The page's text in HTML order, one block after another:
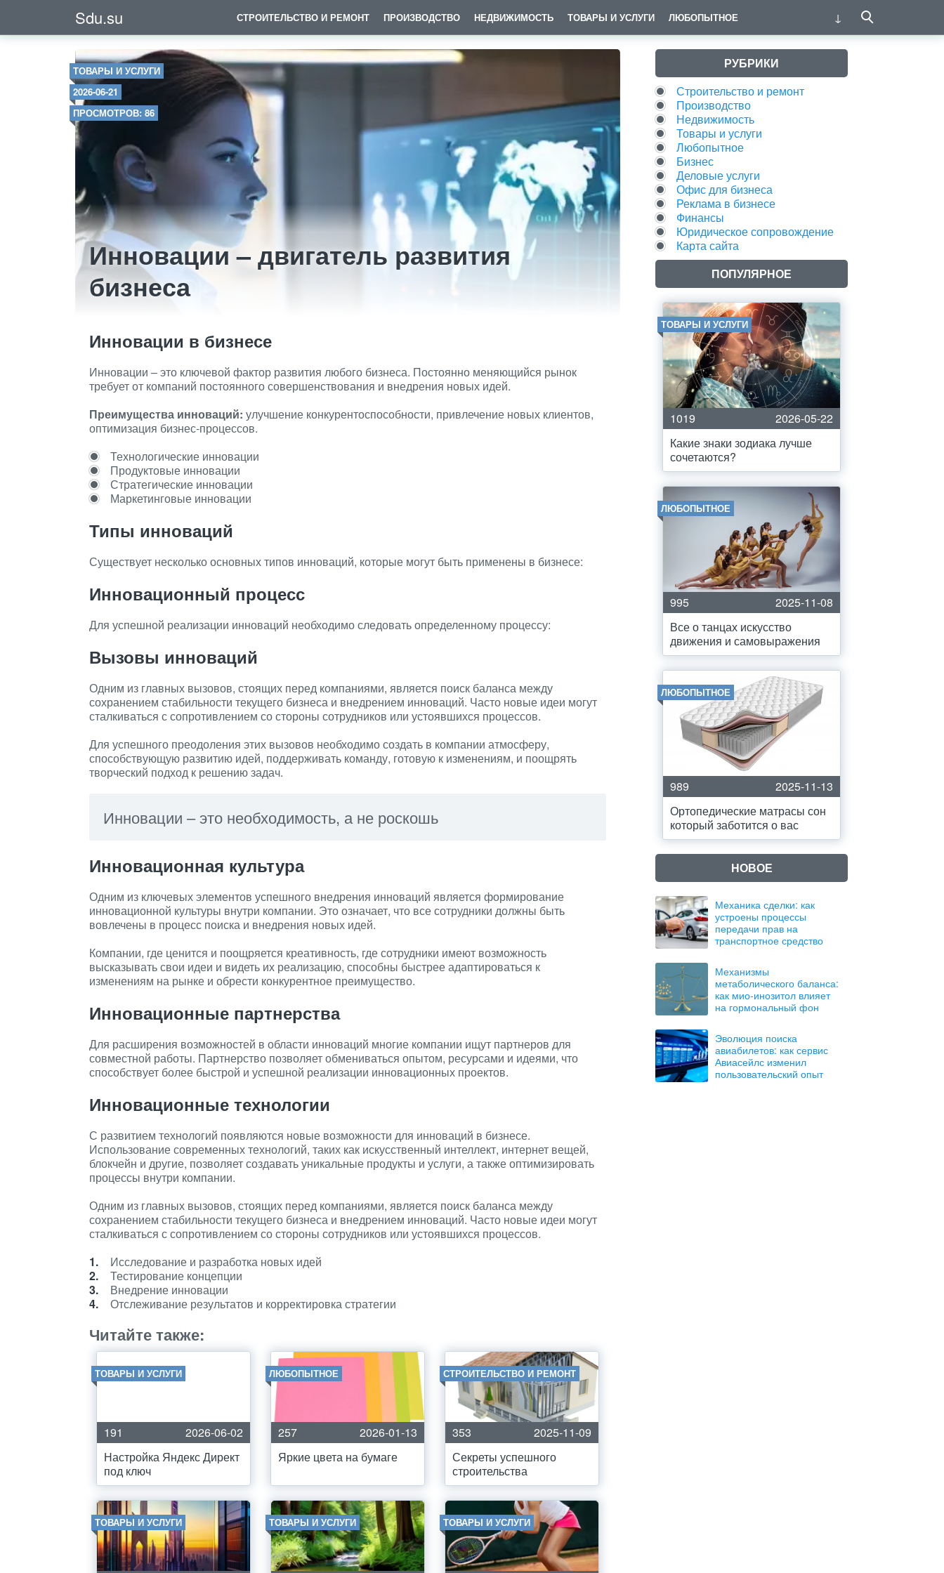
Sdu.su СТРОИТЕЛЬСТВО И РЕМОНТ ПРОИЗВОДСТВО НЕДВИЖИМОСТЬ ТОВАРЫ И УСЛУГИ ЛЮБОПЫТНОЕ
ТОВАРЫ И УСЛУГИ
2026-06-21
ПРОСМОТРОВ: 86
Инновации – двигатель развития
бизнеса
Инновации в бизнесе
Инновации – это ключевой фактор развития любого бизнеса. Постоянно меняющийся рынок
требует от компаний постоянного совершенствования и внедрения новых идей.
Преимущества инноваций: улучшение конкурентоспособности, привлечение новых клиентов,
оптимизация бизнес-процессов.
Технологические инновации
Продуктовые инновации
Стратегические инновации
Маркетинговые инновации
Типы инноваций
Существует несколько основных типов инноваций, которые могут быть применены в бизнесе:
Инновационный процесс
Для успешной реализации инноваций необходимо следовать определенному процессу:
Вызовы инноваций
Одним из главных вызовов, стоящих перед компаниями, является поиск баланса между
сохранением стабильности текущего бизнеса и внедрением инноваций. Часто новые идеи могут
сталкиваться с сопротивлением со стороны сотрудников или устоявшихся процессов.
Для успешного преодоления этих вызовов необходимо создать в компании атмосферу,
способствующую развитию идей, поддерживать команду, готовую к изменениям, и поощрять
творческий подход к решению задач.
Инновации – это необходимость, а не роскошь
Инновационная культура
Одним из ключевых элементов успешного внедрения инноваций является формирование
инновационной культуры внутри компании. Это означает, что все сотрудники должны быть
вовлечены в процесс поиска и внедрения новых идей.
Компании, где ценится и поощряется креативность, где сотрудники имеют возможность
высказывать свои идеи и видеть их реализацию, способны быстрее адаптироваться к
изменениям на рынке и обрести конкурентное преимущество.
Инновационные партнерства
Для расширения возможностей в области инноваций многие компании ищут партнеров для
совместной работы. Партнерство позволяет обмениваться опытом, ресурсами и идеями, что
способствует более быстрой и успешной реализации инновационных проектов.
Инновационные технологии
С развитием технологий появляются новые возможности для инноваций в бизнесе.
Использование современных технологий, таких как искусственный интеллект, интернет вещей,
блокчейн и другие, позволяет создавать уникальные продукты и услуги, а также оптимизировать
процессы внутри компании.
Одним из главных вызовов, стоящих перед компаниями, является поиск баланса между
сохранением стабильности текущего бизнеса и внедрением инноваций. Часто новые идеи могут
сталкиваться с сопротивлением со стороны сотрудников или устоявшихся процессов.
Исследование и разработка новых идей
Тестирование концепции
Внедрение инновации
Отслеживание результатов и корректировка стратегии
Читайте также:
ТОВАРЫ И УСЛУГИ
191
2026-06-02
Настройка Яндекс Директ
под ключ
ЛЮБОПЫТНОЕ
257
2026-01-13
Яркие цвета на бумаге
СТРОИТЕЛЬСТВО И РЕМОНТ
353
2025-11-09
Секреты успешного
строительства
ТОВАРЫ И УСЛУГИ ТОВАРЫ И УСЛУГИ ТОВАРЫ И УСЛУГИ
РУБРИКИ
Строительство и ремонт
Производство
Недвижимость
Товары и услуги
Любопытное
Бизнес
Деловые услуги
Офис для бизнеса
Реклама в бизнесе
Финансы
Юридическое сопровождение
Карта сайта
ПОПУЛЯРНОЕ
ТОВАРЫ И УСЛУГИ
1019
2026-05-22
Какие знаки зодиака лучше
сочетаются?
ЛЮБОПЫТНОЕ
995
2025-11-08
Все о танцах искусство
движения и самовыражения
ЛЮБОПЫТНОЕ
989
2025-11-13
Ортопедические матрасы сон
который заботится о вас
НОВОЕ
Механика сделки: как
устроены процессы
передачи прав на
транспортное средство
Механизмы
метаболического баланса:
как мио-инозитол влияет
на гормональный фон
Эволюция поиска
авиабилетов: как сервис
Авиасейлс изменил
пользовательский опыт